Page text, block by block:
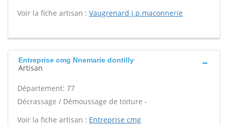
Voir la fiche artisan : Vaugrenard j.p.maconnerie
Entreprise cmg Nnemarie dontilly
Artisan
Département: 77
Décrassage / Démoussage de toiture -
Voir la fiche artisan : Entreprise cmg